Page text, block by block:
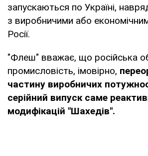
запускаються по Україні,
з виробничими або
Росії.
"Флеш" вважає, що російська
промисловість, імовірно,
частину виробничих
серійний випуск саме
модифікацій "Шахедів".